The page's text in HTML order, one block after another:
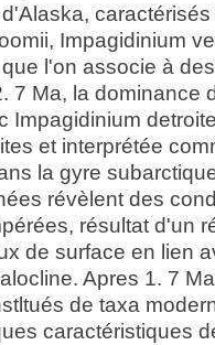
Impagidinium
l'on associe à
7 Ma, la dominance
Impagidinium
et interprétée
la gyre
révèlent des
résultat d'un
de surface en lien
Apres 1. 7
de taxa
caractéristiques